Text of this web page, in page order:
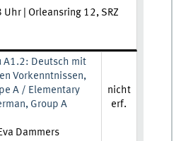
Uhr | Orleansring 12, SRZ
A1.2: Deutsch mit
Vorkenntnissen,
A / Elementary
Group A
Dammers
nicht
erf.